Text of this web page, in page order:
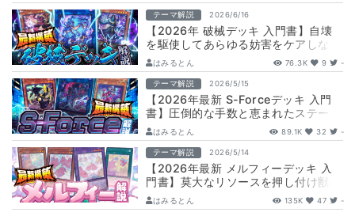
テーマ解説 2026/6/16
【2026年 破械デッキ 入門書】自壊
を駆使してあらゆる妨害をケアしなが
ら展開！
はみるとん 76.3K 9 -
テーマ解説 2026/5/15
【2026年最新 S-Forceデッキ 入門
書】圧倒的な手数と恵まれたステータ
スで全てを取り込む最強テーマ！
はみるとん 89.1K 32 -
テーマ解説 2026/5/14
【2026年最新 メルフィーデッキ 入
門書】莫大なリソースを押し付け獣の
群れで戦え！【遊戯王】
はみるとん 135K 47 -